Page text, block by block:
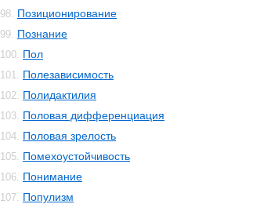
98. Позиционирование
99. Познание
100. Пол
101. Полезависимость
102. Полидактилия
103. Половая дифференциация
104. Половая зрелость
105. Помехоустойчивость
106. Понимание
107. Популизм